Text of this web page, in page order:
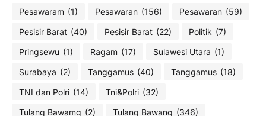
Pesawaram (1) Pesawaran (156) Pesawaran (59)
Pesisir Barat (40) Pesisir Barat (22) Politik (7)
Pringsewu (1) Ragam (17) Sulawesi Utara (1)
Surabaya (2) Tanggamus (40) Tanggamus (18)
TNI dan Polri (14) Tni&Polri (32)
Tulang Bawamg (2) Tulang Bawang (346)